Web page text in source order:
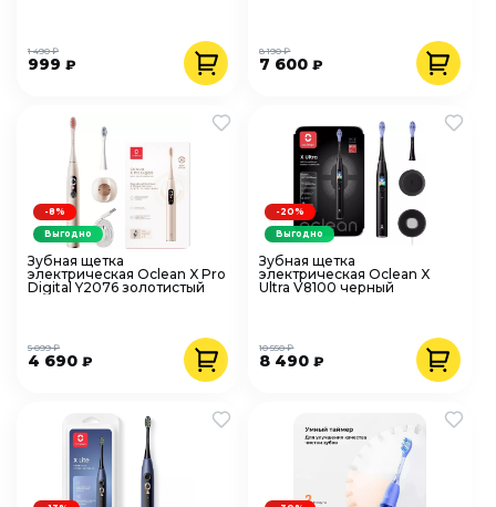
999 ₽
1 490 ₽
7 600₽
8 190 ₽
Зубная щетка
электрическая Oclean X Pro
Digital Y2076 золотистый
4 690 ₽
5 099 ₽
-8%
Выгодно
Зубная щетка
электрическая Oclean X
Ultra V8100 черный
8 490₽
10 550 ₽
-20%
Выгодно